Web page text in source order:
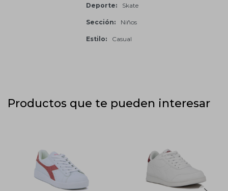
Deporte Skate
Sección Niños
Estilo Casual
Productos que te pueden interesar